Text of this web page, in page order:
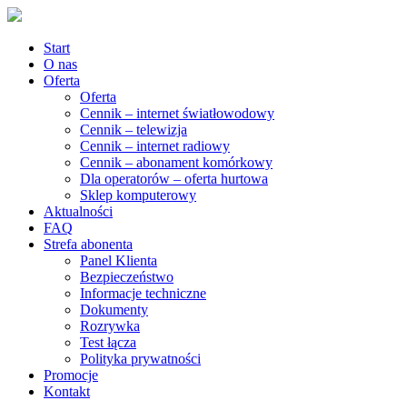
Start
O nas
Oferta
Oferta
Cennik – internet światłowodowy
Cennik – telewizja
Cennik – internet radiowy
Cennik – abonament komórkowy
Dla operatorów – oferta hurtowa
Sklep komputerowy
Aktualności
FAQ
Strefa abonenta
Panel Klienta
Bezpieczeństwo
Informacje techniczne
Dokumenty
Rozrywka
Test łącza
Polityka prywatności
Promocje
Kontakt